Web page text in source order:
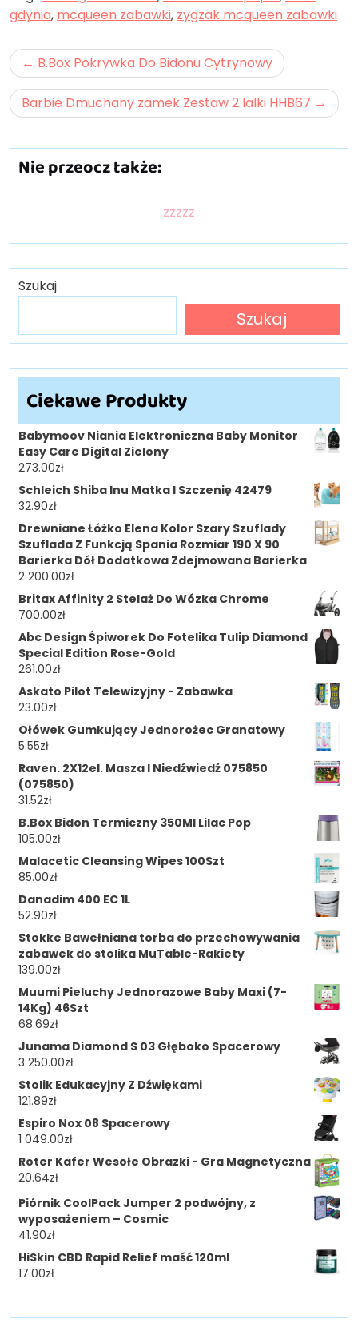
gdynia, mcqueen zabawki, zygzak mcqueen zabawki
Nawigacja
wpisu
B.Box Pokrywka Do Bidonu Cytrynowy
Barbie Dmuchany zamek Zestaw 2 lalki HHB67
Nie przeocz także:
zzzzz
Szukaj
Szukaj
Ciekawe Produkty
Babymoov Niania Elektroniczna Baby Monitor
Easy Care Digital Zielony
273.00zł
Schleich Shiba Inu Matka I Szczenię 42479
32.90zł
Drewniane Łóżko Elena Kolor Szary Szuflady
Szuflada Z Funkcją Spania Rozmiar 190 X 90
Barierka Dół Dodatkowa Zdejmowana Barierka
2 200.00zł
Britax Affinity 2 Stelaż Do Wózka Chrome
700.00zł
Abc Design Śpiworek Do Fotelika Tulip Diamond
Special Edition Rose-Gold
261.00zł
Askato Pilot Telewizyjny - Zabawka
23.00zł
Ołówek Gumkujący Jednorożec Granatowy
5.55zł
Raven. 2X12el. Masza I Niedźwiedź 075850
(075850)
31.52zł
B.Box Bidon Termiczny 350Ml Lilac Pop
105.00zł
Malacetic Cleansing Wipes 100Szt
85.00zł
Danadim 400 EC 1L
52.90zł
Stokke Bawełniana torba do przechowywania
zabawek do stolika MuTable-Rakiety
139.00zł
Muumi Pieluchy Jednorazowe Baby Maxi (7-
14Kg) 46Szt
68.69zł
Junama Diamond S 03 Głęboko Spacerowy
3 250.00zł
Stolik Edukacyjny Z Dźwiękami
121.89zł
Espiro Nox 08 Spacerowy
1 049.00zł
Roter Kafer Wesołe Obrazki - Gra Magnetyczna
20.64zł
Piórnik CoolPack Jumper 2 podwójny, z
wyposażeniem – Cosmic
41.90zł
HiSkin CBD Rapid Relief maść 120ml
17.00zł